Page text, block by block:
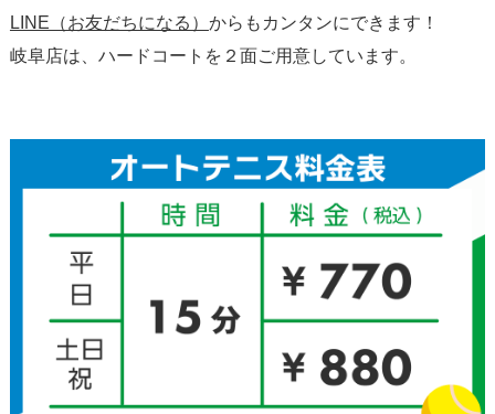
LINE（お友だちになる） からもカンタンにできます！
岐阜店は、ハードコートを２面ご用意しています。